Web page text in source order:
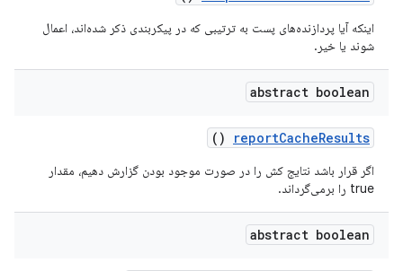
اینکه آیا پردازنده‌های پست به ترتیبی که در پیکربندی ذکر شده‌اند، اعمال
شوند یا خیر.
abstract boolean
reportCacheResults
()
اگر قرار باشد نتایج کش را در صورت موجود بودن گزارش دهیم، مقدار
true را برمی‌گرداند.
abstract boolean